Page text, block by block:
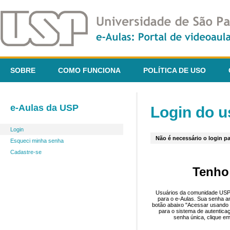
SOBRE COMO FUNCIONA POLÍTICA DE USO
e-Aulas da USP
Login
Esqueci minha senha
Cadastre-se
Login do
Não é necessário o login
Usuários da comunidade
para o e-Aulas. Sua senha
botão abaixo "Acessar
para o sistema de
senha única, clique